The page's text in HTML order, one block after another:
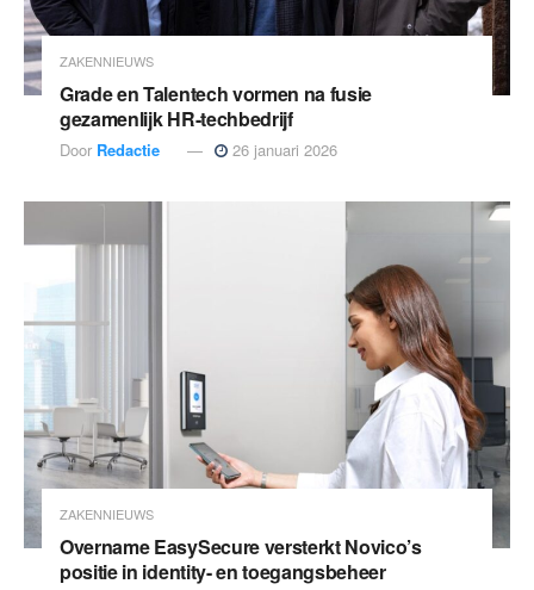
ZAKENNIEUWS
Grade en Talentech vormen na fusie
gezamenlijk HR-techbedrijf
Door Redactie 26 januari 2026
ZAKENNIEUWS
Overname EasySecure versterkt Novico’s
positie in identity- en toegangsbeheer